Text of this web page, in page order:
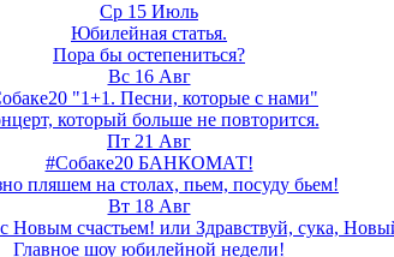
Ср 15 Июль
Юбилейная статья.
Пора бы остепениться?
Вс 16 Авг
"1+1. Песни, которые с нами"
который больше не повторится.
Пт 21 Авг
#Собаке20 БАНКОМАТ!
пляшем на столах, пьем, посуду бьем!
Вт 18 Авг
счастьем! или Здравствуй, сука,
Главное шоу юбилейной недели!